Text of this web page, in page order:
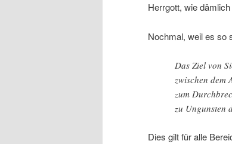
Herrgott, wie
Nochmal, weil es so
Das Ziel von
zwischen dem
zum
zu Ungunsten
Dies gilt für alle